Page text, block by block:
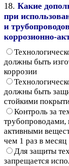
18. Какие
при
и
коррозионно-
должны быть
коррозии
должны быть
стойкими
Контроль за
трубопроводами,
активными
чем 1 раз в месяц
Для защиты
запрещается